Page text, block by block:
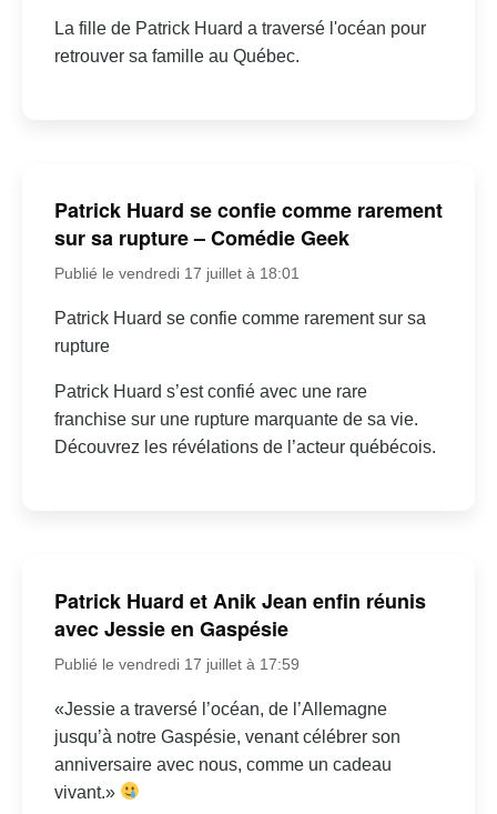
La fille de Patrick Huard a traversé l'océan pour
retrouver sa famille au Québec.
Patrick Huard se confie comme rarement
sur sa rupture – Comédie Geek
Publié le vendredi 17 juillet à 18:01
Patrick Huard se confie comme rarement sur sa
rupture
Patrick Huard s’est confié avec une rare
franchise sur une rupture marquante de sa vie.
Découvrez les révélations de l’acteur québécois.
Patrick Huard et Anik Jean enfin réunis
avec Jessie en Gaspésie
Publié le vendredi 17 juillet à 17:59
«Jessie a traversé l’océan, de l’Allemagne
jusqu’à notre Gaspésie, venant célébrer son
anniversaire avec nous, comme un cadeau
vivant.»